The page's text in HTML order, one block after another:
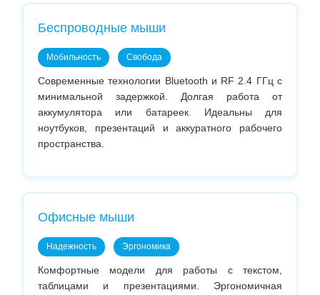
Беспроводные мыши
Мобильность Свобода
Современные технологии Bluetooth и RF 2.4 ГГц с
минимальной задержкой. Долгая работа от
аккумулятора или батареек. Идеальны для
ноутбуков, презентаций и аккуратного рабочего
пространства.
Офисные мыши
Надежность Эргономика
Комфортные модели для работы с текстом,
таблицами и презентациями. Эргономичная